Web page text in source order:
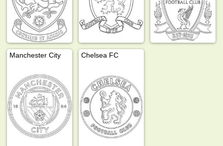
Manchester City Chelsea FC